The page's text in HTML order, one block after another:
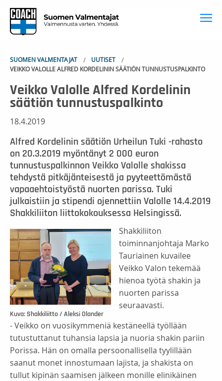
SUOMEN VALMENTAJAT
UUTISET
VEIKKO VALOLLE ALFRED KORDELININ SÄÄTIÖN TUNNUSTUSPALKINTO
Veikko Valolle Alfred Kordelinin
säätiön tunnustuspalkinto
18.4.2019
Alfred Kordelinin säätiön Urheilun Tuki -rahasto
on 20.3.2019 myöntänyt 2 000 euron
tunnustuspalkinnon Veikko Valolle shakissa
tehdystä pitkäjänteisestä ja pyyteettömästä
vapaaehtoistyöstä nuorten parissa. Tuki
julkaistiin ja stipendi ojennettiin Valolle 14.4.2019
Shakkiliiton liittokokouksessa Helsingissä.
Kuva: Shakkiliitto / Aleksi Olander
Shakkiliiton
toiminnanjohtaja Marko
Tauriainen kuvailee
Veikko Valon tekemää
hienoa työtä shakin ja
nuorten parissa
seuraavasti.
- Veikko on vuosikymmeniä kestäneellä työllään
tutustuttanut tuhansia lapsia ja nuoria shakin pariin
Porissa. Hän on omalla persoonallisella tyylillään
saanut monet innostumaan lajista, ja shakista on
tullut kipinän saamisen jälkeen monille elinikäinen